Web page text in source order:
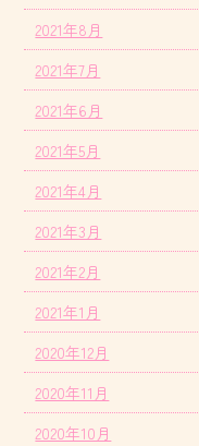
2021年8月
2021年7月
2021年6月
2021年5月
2021年4月
2021年3月
2021年2月
2021年1月
2020年12月
2020年11月
2020年10月